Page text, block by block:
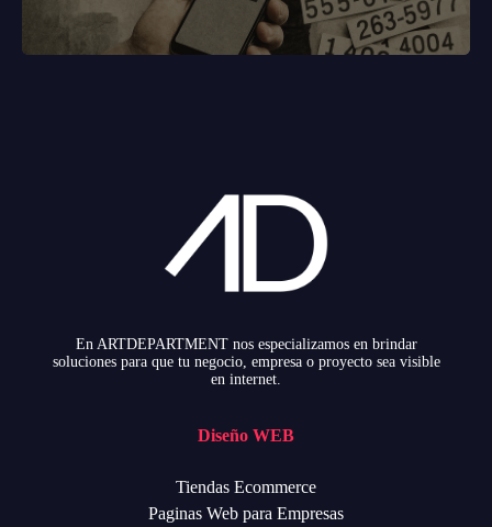
En ARTDEPARTMENT nos especializamos en brindar
soluciones para que tu negocio, empresa o proyecto sea visible
en internet.
Diseño WEB
Tiendas Ecommerce
Paginas Web para Empresas